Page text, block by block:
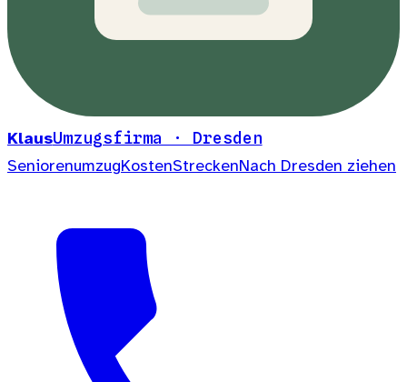
KlausUmzugsfirma · Dresden
SeniorenumzugKostenStreckenNach Dresden ziehen